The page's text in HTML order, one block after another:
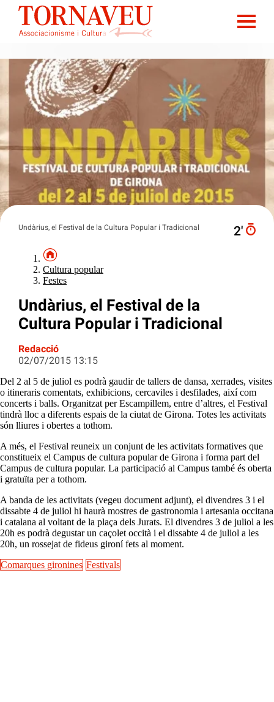
Undàrius, el Festival de la Cultura Popular i Tradicional 2′
Cultura popular
Festes
Undàrius, el Festival de la
Cultura Popular i Tradicional
Redacció
02/07/2015 13:15
Del 2 al 5 de juliol es podrà gaudir de tallers de dansa, xerrades, visites
o itineraris comentats, exhibicions, cercaviles i desfilades, així com
concerts i balls. Organitzat per Escampillem, entre d’altres, el Festival
tindrà lloc a diferents espais de la ciutat de Girona. Totes les activitats
són lliures i obertes a tothom.
A més, el Festival reuneix un conjunt de les activitats formatives que
constitueix el Campus de cultura popular de Girona i forma part del
Campus de cultura popular. La participació al Campus també és oberta
i gratuïta per a tothom.
A banda de les activitats (vegeu document adjunt), el divendres 3 i el
dissabte 4 de juliol hi haurà mostres de gastronomia i artesania occitana
i catalana al voltant de la plaça dels Jurats. El divendres 3 de juliol a les
20h es podrà degustar un caçolet occità i el dissabte 4 de juliol a les
20h, un rossejat de fideus gironí fets al moment.
Comarques gironines Festivals